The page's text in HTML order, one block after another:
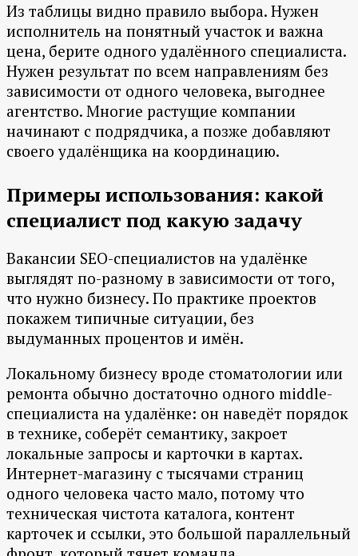
Из таблицы видно правило выбора. Нужен
исполнитель на понятный участок и важна
цена, берите одного удалённого специалиста.
Нужен результат по всем направлениям без
зависимости от одного человека, выгоднее
агентство. Многие растущие компании
начинают с подрядчика, а позже добавляют
своего удалёнщика на координацию.
Примеры использования: какой
специалист под какую задачу
Вакансии SEO-специалистов на удалёнке
выглядят по-разному в зависимости от того,
что нужно бизнесу. По практике проектов
покажем типичные ситуации, без
выдуманных процентов и имён.
Локальному бизнесу вроде стоматологии или
ремонта обычно достаточно одного middle-
специалиста на удалёнке: он наведёт порядок
в технике, соберёт семантику, закроет
локальные запросы и карточки в картах.
Интернет-магазину с тысячами страниц
одного человека часто мало, потому что
техническая чистота каталога, контент
карточек и ссылки, это большой параллельный